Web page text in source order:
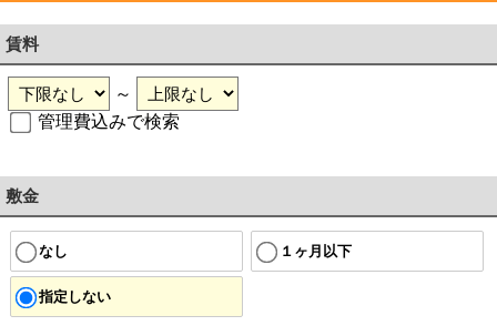
賃料
～
管理費込みで検索
敷金
なし １ヶ月以下
指定しない